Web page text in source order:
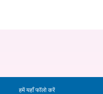
हमें यहाँ फॉलो करें